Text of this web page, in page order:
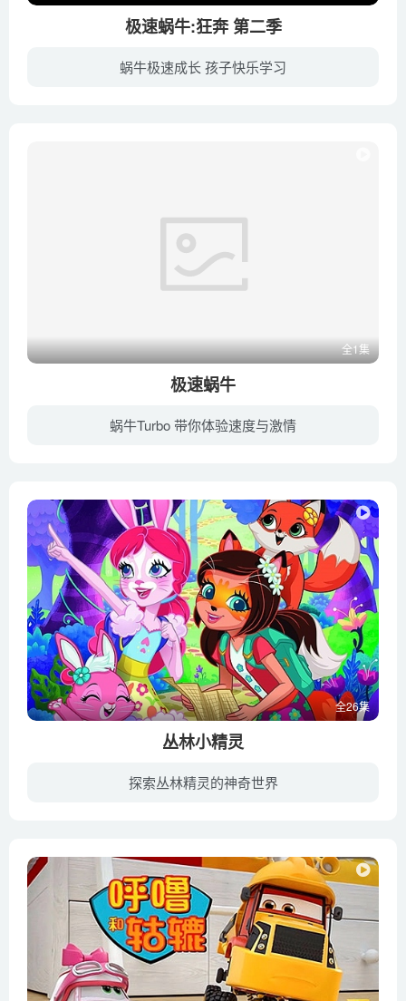
极速蜗牛:狂奔 第二季
蜗牛极速成长 孩子快乐学习
全1集
极速蜗牛
蜗牛Turbo 带你体验速度与激情
全26集
丛林小精灵
探索丛林精灵的神奇世界